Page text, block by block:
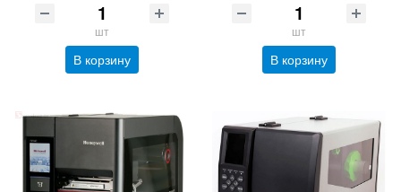
шт
В корзину
шт
В корзину